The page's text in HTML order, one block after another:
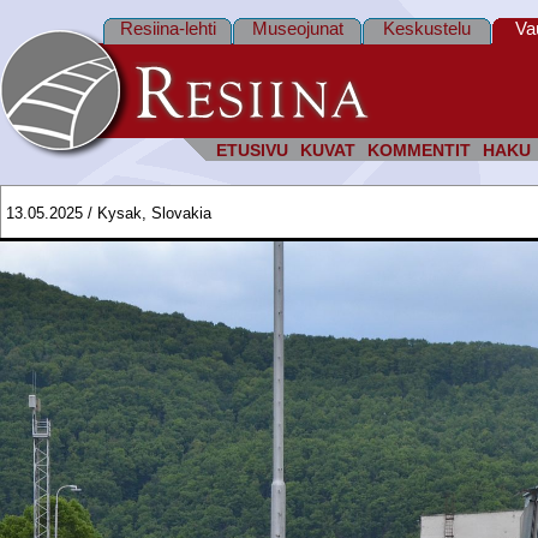
ETUSIVU KUVAT KOMMENTIT HAKU
Resiina-lehti Museojunat Keskustelu
13.05.2025 / Kysak, Slovakia